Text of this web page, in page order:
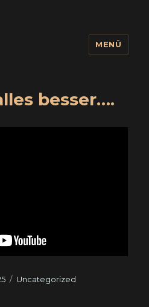
MENÜ
besser….
Kategorien
Uncategorized